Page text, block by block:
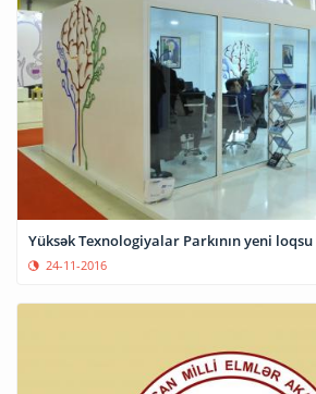
Yüksək Texnologiyalar Parkının yeni
24-11-2016